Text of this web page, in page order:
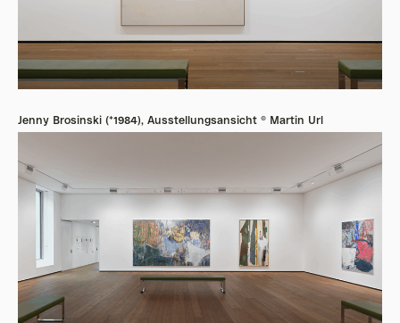
Jenny Brosinski (*1984), Ausstellungsansicht © Martin Url